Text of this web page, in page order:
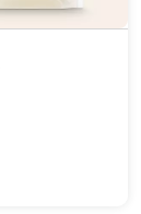
au panier